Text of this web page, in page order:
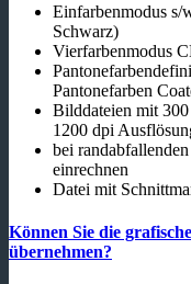
Einfarbenmodus s/
Schwarz)
Vierfarbenmodus
Pantonefarben
Bilddateien mit
1200 dpi
bei
einrechnen
Datei mit
Können Sie die
übernehmen?